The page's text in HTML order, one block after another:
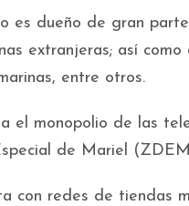
es dueño de gran
extranjeras; así
entre otros.
el monopolio de las
de Mariel
con redes de tiendas